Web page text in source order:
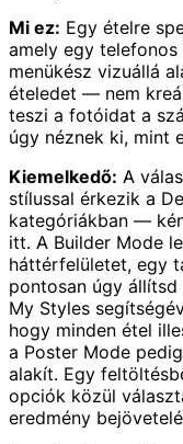
Mi ez: Egy ételre
amely egy
menükész vizuállá
ételedet — nem
teszi a fotóidat a
úgy néznek ki, mint
Kiemelkedő: A
stílussal érkezik a
kategóriákban —
itt. A Builder Mode
háttérfelületet, egy
pontosan úgy
My Styles
hogy minden étel
a Poster Mode
alakít. Egy
opciók közül
eredmény